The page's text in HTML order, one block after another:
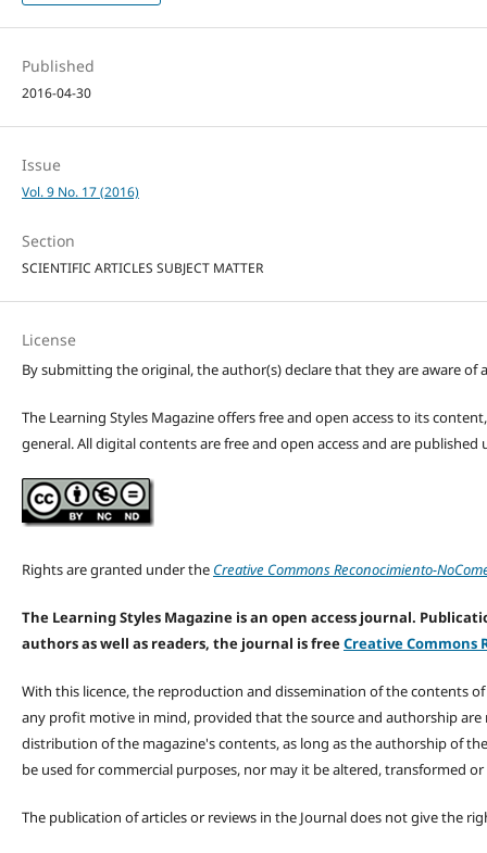
Published
2016-04-30
Issue
Vol. 9 No. 17 (2016)
Section
SCIENTIFIC ARTICLES SUBJECT MATTER
License
By submitting the original, the author(s) declare that they are aware of
The Learning Styles Magazine offers free and open access to its
general. All digital contents are free and open access and are published
Rights are granted under the Creative Commons Reconocimiento-
The Learning Styles Magazine is an open access journal.
authors as well as readers, the journal is freeCreative Commons
With this licence, the reproduction and dissemination of the contents
any profit motive in mind, provided that the source and authorship
distribution of the magazine's contents, as long as the authorship of
be used for commercial purposes, nor may it be altered, transformed
The publication of articles or reviews in the Journal does not give the